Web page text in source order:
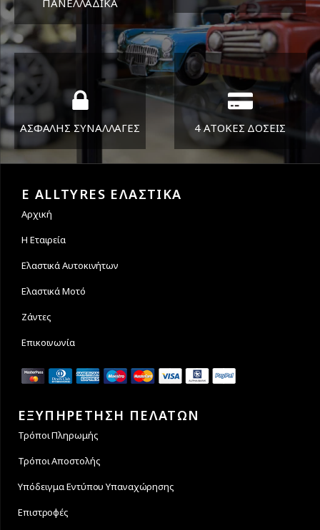
Όπου και αν είστε θα σας
στείλουμε τα ελαστικά σας
ΔΕΥ-ΠΑΡ 8:30-17:30
ΣΑΒ 8:30-13:30
ΑΣΦΑΛΗΣ ΣΥΝΑΛΛΑΓΕΣ 4 ΑΤΟΚΕΣ ΔΟΣΕΙΣ
E ALLTYRES ΕΛΑΣΤΙΚΑ
Αρχική
Η Εταιρεία
Ελαστικά Αυτοκινήτων
Ελαστικά Μοτό
Ζάντες
Επικοινωνία
ΕΞΥΠΗΡΕΤΗΣΗ ΠΕΛΑΤΩΝ
Τρόποι Πληρωμής
Τρόποι Αποστολής
Υπόδειγμα Εντύπου Υπαναχώρησης
Επιστροφές